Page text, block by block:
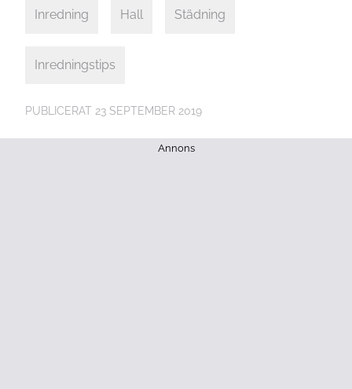
Inredning Hall Städning
Inredningstips
PUBLICERAT 23 SEPTEMBER 2019
Annons